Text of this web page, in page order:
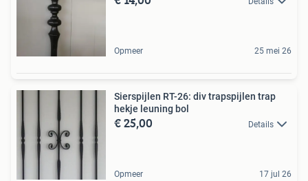
Opmeer 25 mei 26
Sierspijlen RT-26: div trapspijlen trap
hekje leuning bol
€ 25,00 Details
Opmeer 17 jul 26